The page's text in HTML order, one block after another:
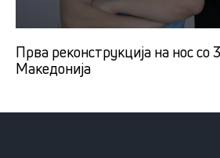
Прва реконструкција на нос
Македонија